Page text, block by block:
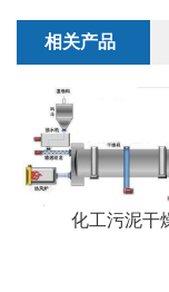
相关产品
化工污泥干